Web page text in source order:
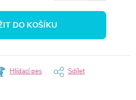
DO KOŠÍKU
Hlídací pes Sdílet